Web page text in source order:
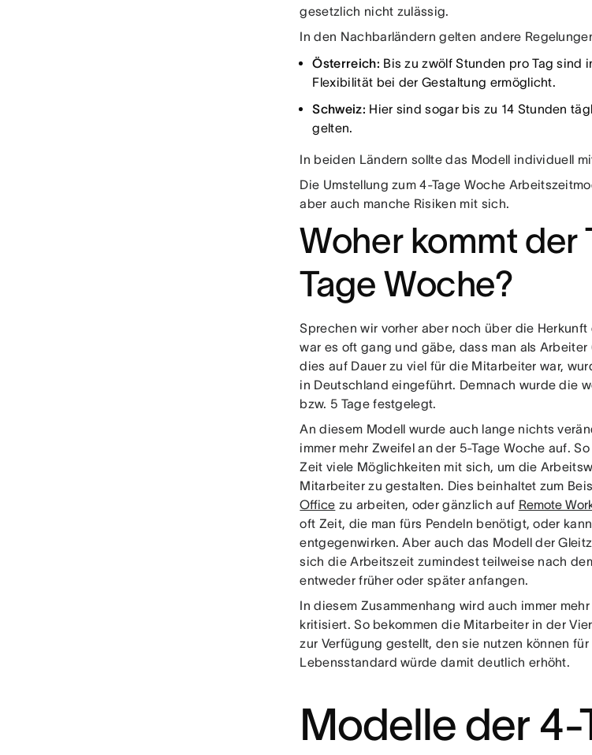
gesetzlich nicht zulässig.
In den Nachbarländern gelten andere
Österreich: Bis zu zwölf Stunden pro Tag sind
Flexibilität bei der Gestaltung ermöglicht.
Schweiz: Hier sind sogar bis zu 14 Stunden
gelten.
In beiden Ländern sollte das Modell individuell
Die Umstellung zum 4-Tage Woche
aber auch manche Risiken mit sich.
Woher kommt der
Tage Woche?
Sprechen wir vorher aber noch über die
war es oft gang und gäbe, dass man als
dies auf Dauer zu viel für die Mitarbeiter war,
in Deutschland eingeführt. Demnach wurde die
bzw. 5 Tage festgelegt.
An diesem Modell wurde auch lange nichts
immer mehr Zweifel an der 5-Tage Woche auf.
Zeit viele Möglichkeiten mit sich, um die
Mitarbeiter zu gestalten. Dies beinhaltet zum
Office zu arbeiten, oder gänzlich auf Remote
oft Zeit, die man fürs Pendeln benötigt, oder
entgegenwirken. Aber auch das Modell der
sich die Arbeitszeit zumindest teilweise nach
entweder früher oder später anfangen.
In diesem Zusammenhang wird auch immer
kritisiert. So bekommen die Mitarbeiter in der
zur Verfügung gestellt, den sie nutzen können
Lebensstandard würde damit deutlich erhöht.
Modelle der